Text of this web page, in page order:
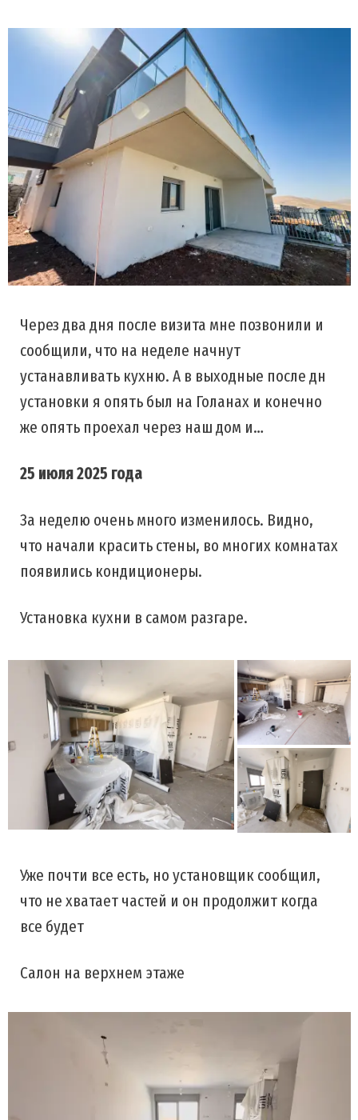
Через два дня после визита мне позвонили и
сообщили, что на неделе начнут
устанавливать кухню. А в выходные после дн
установки я опять был на Голанах и конечно
же опять проехал через наш дом и…
25 июля 2025 года
За неделю очень много изменилось. Видно,
что начали красить стены, во многих комнатах
появились кондиционеры.
Установка кухни в самом разгаре.
Уже почти все есть, но установщик сообщил,
что не хватает частей и он продолжит когда
все будет
Салон на верхнем этаже